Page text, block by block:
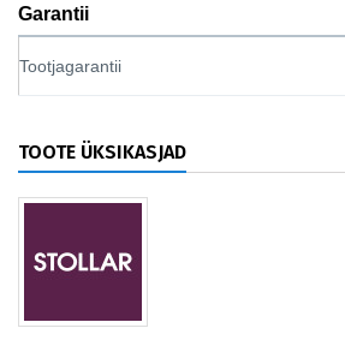
Garantii
Tootjagarantii
TOOTE ÜKSIKASJAD